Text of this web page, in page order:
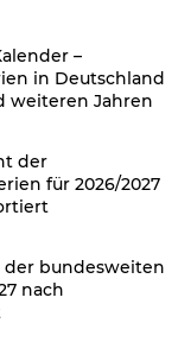
–
in Deutschland
weiteren Jahren
der
für 2026/2027
der bundesweiten
nach